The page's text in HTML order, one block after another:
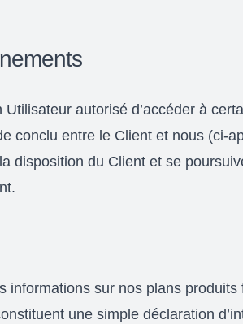
autorisé d’accéder à
conclu entre le Client et nous (ci-
disposition du Client et se
informations sur nos plans
une simple déclaration